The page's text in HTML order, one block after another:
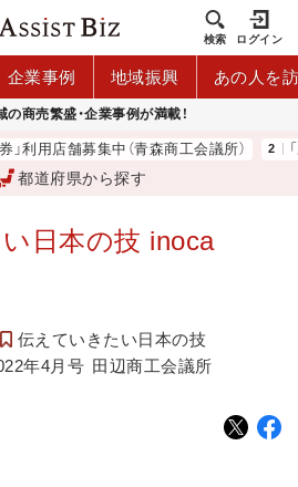
検索 ログイン
企業事例 地域振興 あの人を
商売繁盛・企業事例が満載！
利用店舗募集中（青森商工会議所）
都道府県から探す
日本の技 inoca
伝えていきたい日本の技
年4月号 田辺商工会議所